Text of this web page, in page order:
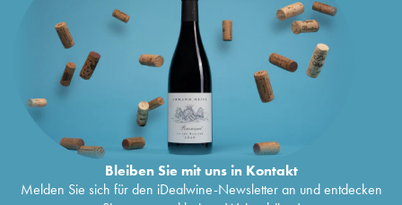
Bleiben Sie mit uns in Kontakt
Melden Sie sich für den iDealwine-Newsletter an und entdecken